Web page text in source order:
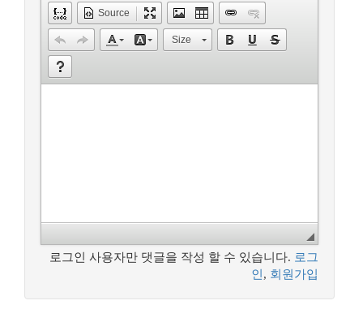
Source
Size
로그인 사용자만 댓글을 작성 할 수 있습니다. 로그
인 , 회원가입